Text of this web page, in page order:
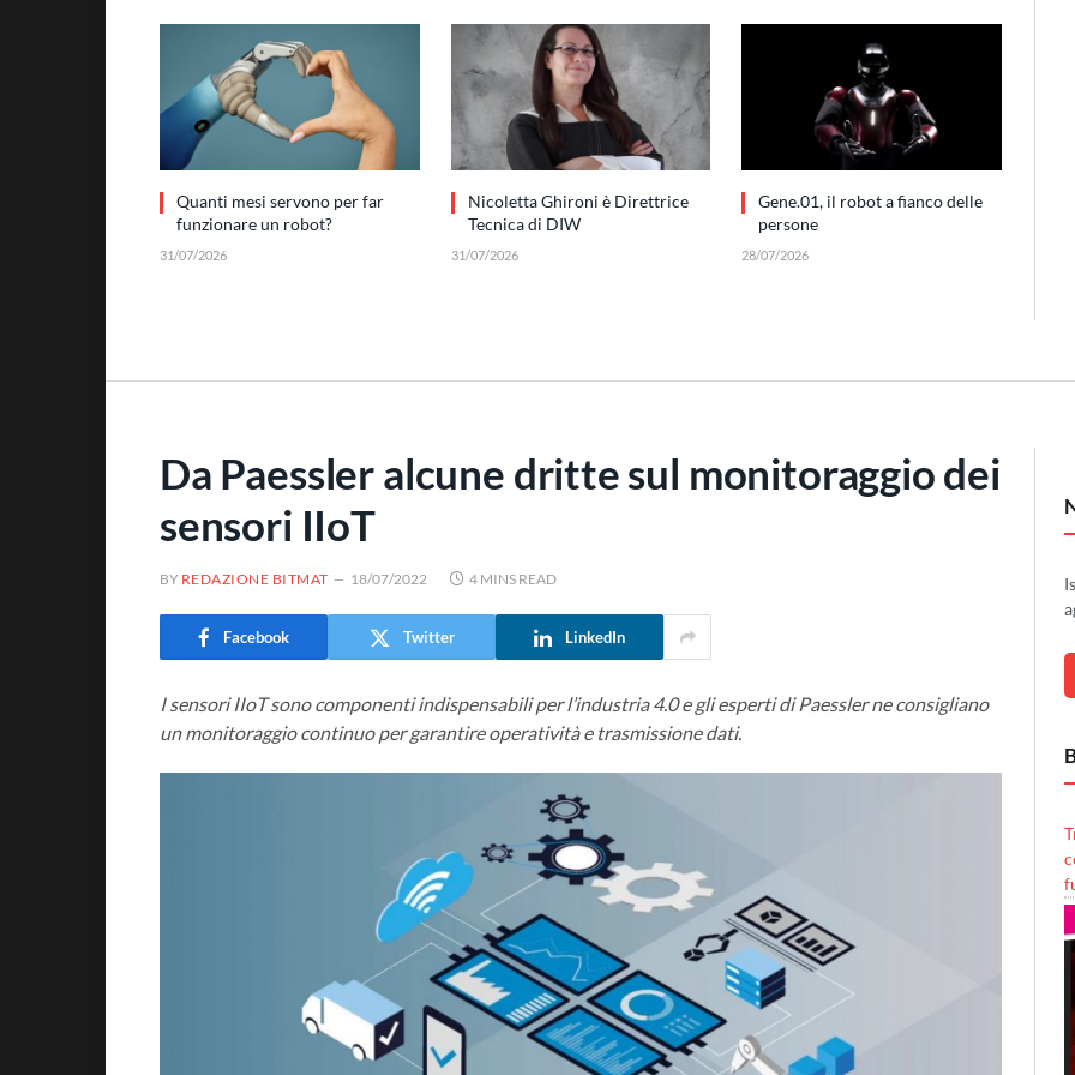
Quanti mesi servono per far
funzionare un robot?
31/07/2026
Nicoletta Ghironi è Direttrice
Tecnica di DIW
31/07/2026
Gene.01, il robot a fianco delle
persone
28/07/2026
Da Paessler alcune dritte sul monitoraggio dei
sensori IIoT
BY REDAZIONE BITMAT 18/07/2022 4 MINS READ
Facebook Twitter LinkedIn
I sensori IIoT sono componenti indispensabili per l’industria 4.0 e gli esperti di Paessler ne consigliano
un monitoraggio continuo per garantire operatività e trasmissione dati.